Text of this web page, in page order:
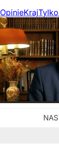
OpinieKraj